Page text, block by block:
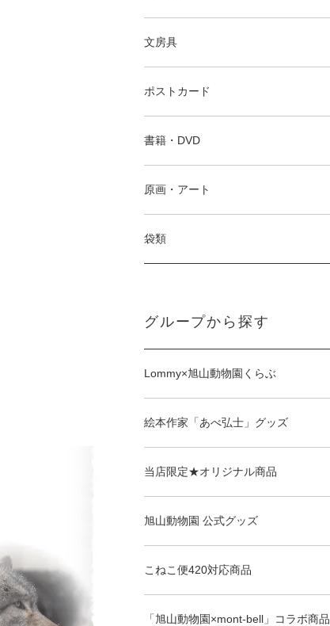
文房具
ポストカード
書籍・DVD
原画・アート
袋類
グループから探す
Lommy×旭山動物園くらぶ
絵本作家「あべ弘士」グッズ
当店限定★オリジナル商品
旭山動物園 公式グッズ
こねこ便420対応商品
「旭山動物園×mont-bell」コラボ商品